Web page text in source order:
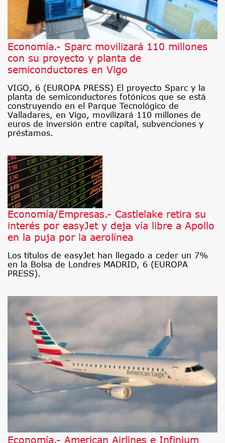
Economía.- Sparc movilizará 110 millones
con su proyecto y planta de
semiconductores en Vigo
VIGO, 6 (EUROPA PRESS) El proyecto Sparc y la
planta de semiconductores fotónicos que se está
construyendo en el Parque Tecnológico de
Valladares, en Vigo, movilizará 110 millones de
euros de inversión entre capital, subvenciones y
préstamos.
Economía/Empresas.- Castlelake retira su
interés por easyJet y deja vía libre a Apollo
en la puja por la aerolínea
Los títulos de easyJet han llegado a ceder un 7%
en la Bolsa de Londres MADRID, 6 (EUROPA
PRESS).
Economía.- American Airlines e Infinium